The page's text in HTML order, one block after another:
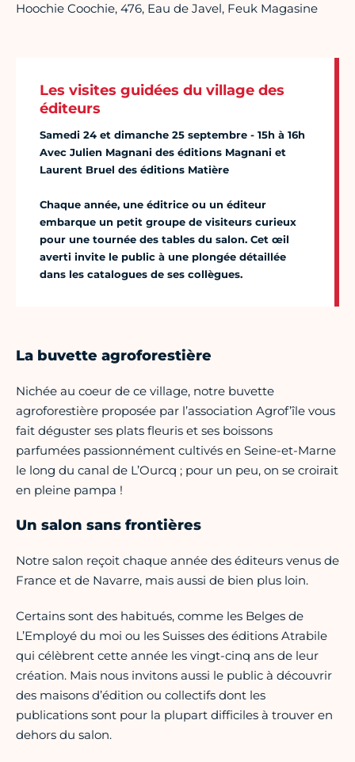
Hoochie Coochie, 476, Eau de Javel, Feuk Magasine
Les visites guidées du village des
éditeurs
Samedi 24 et dimanche 25 septembre - 15h à 16h
Avec Julien Magnani des éditions Magnani et
Laurent Bruel des éditions Matière
Chaque année, une éditrice ou un éditeur
embarque un petit groupe de visiteurs curieux
pour une tournée des tables du salon. Cet œil
averti invite le public à une plongée détaillée
dans les catalogues de ses collègues.
La buvette agroforestière
Nichée au coeur de ce village, notre buvette
agroforestière proposée par l’association Agrof’île vous
fait déguster ses plats fleuris et ses boissons
parfumées passionnément cultivés en Seine-et-Marne
le long du canal de L’Ourcq ; pour un peu, on se croirait
en pleine pampa !
Un salon sans frontières
Notre salon reçoit chaque année des éditeurs venus de
France et de Navarre, mais aussi de bien plus loin.
Certains sont des habitués, comme les Belges de
L’Employé du moi ou les Suisses des éditions Atrabile
qui célèbrent cette année les vingt-cinq ans de leur
création. Mais nous invitons aussi le public à découvrir
des maisons d’édition ou collectifs dont les
publications sont pour la plupart difficiles à trouver en
dehors du salon.